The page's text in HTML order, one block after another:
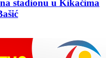
na stadionu u Kikačima